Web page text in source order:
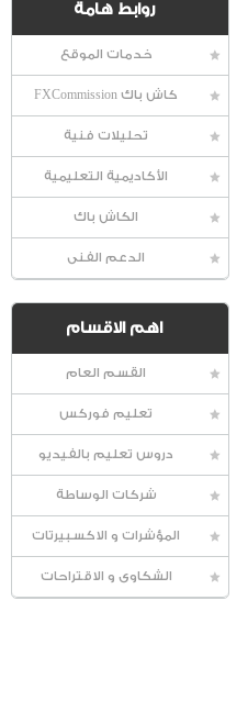
روابط هامة
خدمات الموقع
كاش باك FXCommission
تحليلات فنية
الأكاديمية التعليمية
الكاش باك
الدعم الفنى
اهم الاقسام
القسم العام
تعليم فوركس
دروس تعليم بالفيديو
شركات الوساطة
المؤشرات و الاكسبيرتات
الشكاوى و الاقتراحات